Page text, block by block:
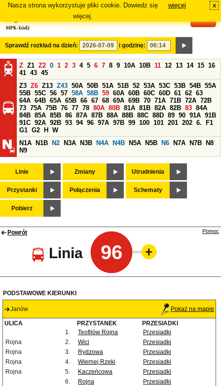
Nasza strona wykorzystuje pliki cookie. Dowiedz się
więcej.
więcej x
Sprawdź rozkład na dzień: i godzinę:
Z Z1 Z2 0 1 2 3 4 5 6 7 8 9 10A 10B 11 12 13 14 15 16
41 43 45
Z3 Z6 Z13 Z43 50A 50B 51A 51B 52 53A 53C 53B 54B 55A
55B 55C 56 57 58A 58B 59 60A 60B 60C 60D 61 62 63
64A 64B 65A 65B 66 67 68 69A 69B 70 71A 71B 72A 72B
73 75A 75B 76 77 78 80A 80B 81A 81B 82A 82B 83 84A
84B 85A 85B 86 87A 87B 88A 88B 88C 88D 89 90 91A 91B
91C 92A 92B 93 94 96 97A 97B 99 100 101 201 202 6.
F1
G1 G2 H
W
N1A
N1B N2 N3A N3B N4A N4B N5A N5B N6 N7A N7B
N8
N9
Linie Zmiany Utrudnienia
Przystanki Połączenia Schematy
Pobierz
Powrót
Linia 96
Pomoc
PODSTAWOWE KIERUNKI
Janów Pokaż na mapie
ULICA PRZYSTANEK
PRZESIADKI
1.
Teofilów Rojna
Przesiadki
Rojna
2. Wici
Przesiadki
Rojna
3. Rydzowa
Przesiadki
Rojna
4. Wiernej Rzeki
Przesiadki
Rojna
5. Kaczeńcowa
Przesiadki
6.
Rojna
Przesiadki